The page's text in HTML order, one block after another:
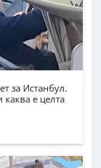
за Истанбул.
е целта